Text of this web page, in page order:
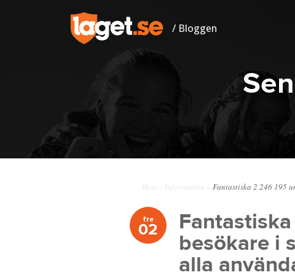
/ Bloggen
Hem Information Fantastiska 2 246 195
fre
02 besökare i
alla